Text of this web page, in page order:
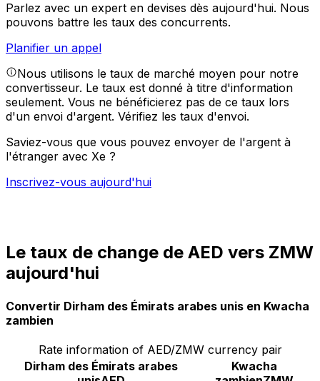
Parlez avec un expert en devises dès aujourd'hui. Nous
pouvons battre les taux des concurrents.
Planifier un appel
Nous utilisons le taux de marché moyen pour notre
convertisseur. Le taux est donné à titre d'information
seulement. Vous ne bénéficierez pas de ce taux lors
d'un envoi d'argent. Vérifiez les taux d'envoi.
Saviez-vous que vous pouvez envoyer de l'argent à
l'étranger avec Xe ?
Inscrivez-vous aujourd'hui
Le taux de change de AED vers ZMW
aujourd'hui
Convertir Dirham des Émirats arabes unis en Kwacha
zambien
Rate information of AED/ZMW currency pair
Dirham des Émirats arabes
Kwacha